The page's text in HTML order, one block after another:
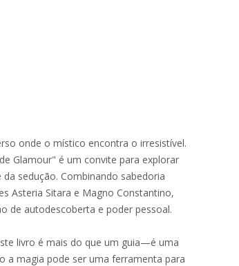
onde o místico encontra o irresistível.
Glamour" é um convite para explorar
sedução. Combinando sabedoria
Asteria Sitara e Magno Constantino,
de autodescoberta e poder pessoal.
livro é mais do que um guia—é uma
a magia pode ser uma ferramenta para